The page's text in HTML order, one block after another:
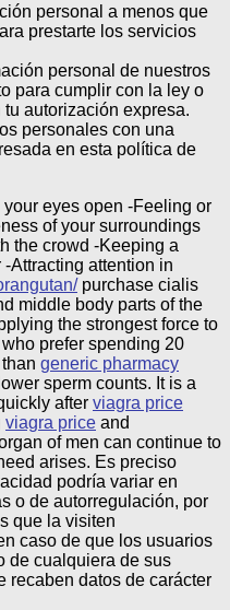
personal a menos que
prestarte los servicios
personal de nuestros
para cumplir con la ley o
autorización expresa.
personales con una
en esta política de
eyes open -Feeling or
of your surroundings
the crowd -Keeping a
Attracting attention in
purchase cialis
middle body parts of the
the strongest force to
prefer spending 20
generic pharmacy
sperm counts. It is a
after viagra price
viagra price and
of men can continue to
arises. Es preciso
podría variar en
o de autorregulación, por
que la visiten
caso de que los usuarios
de cualquiera de sus
recaben datos de carácter